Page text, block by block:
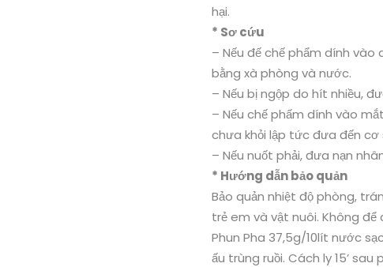
hại.
* Sơ cứu
– Nếu đế chế phẩm dính
bằng xà phòng và nước.
– Nếu bị ngộp do hít nhiều,
– Nếu chế phấm dính vào
chưa khỏi lập tức đưa đến
– Nếu nuốt phải, đưa nạn
* Hướng dẫn bảo quản
Bảo quản nhiệt độ phòng,
trẻ em và vật nuôi. Không
Phun Pha 37,5g/10lít nước
ấu trùng ruồi. Cách ly 15’ sau